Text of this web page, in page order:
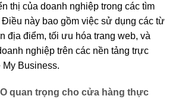
thị của doanh nghiệp trong các tìm
này bao gồm việc sử dụng các từ
địa điểm, tối ưu hóa trang web, và
nghiệp trên các nền tảng trực
Business.
quan trọng cho cửa hàng thực